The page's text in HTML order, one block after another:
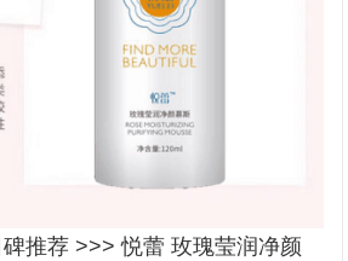
荐 >>> 悦蕾 玫瑰莹润净颜